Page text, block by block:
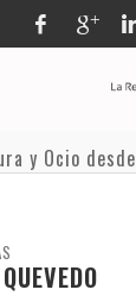
y Ocio